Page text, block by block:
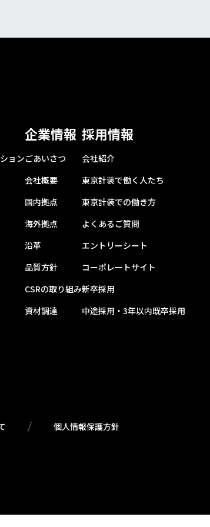
ョン
企業情報
ごあいさつ
会社概要
国内拠点
海外拠点
沿革
品質方針
CSRの取り組み
資材調達
採用情報
会社紹介
東京計装で働く人たち
東京計装での働き方
よくあるご質問
エントリーシート
コーポレートサイト
新卒採用
中途採用・3年以内既卒採用
個人情報保護方針